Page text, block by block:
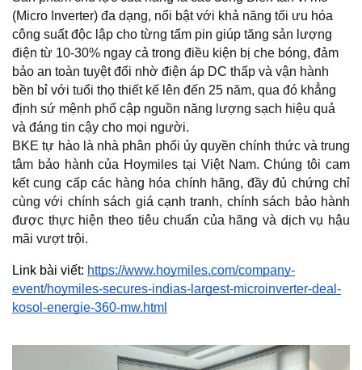
(Micro Inverter) đa dạng, nổi bật với khả năng tối ưu hóa
công suất độc lập cho từng tấm pin giúp tăng sản lượng
điện từ 10-30% ngay cả trong điều kiện bị che bóng, đảm
bảo an toàn tuyệt đối nhờ điện áp DC thấp và vận hành
bền bỉ với tuổi thọ thiết kế lên đến 25 năm, qua đó khẳng
định sứ mệnh phổ cập nguồn năng lượng sạch hiệu quả
và đáng tin cậy cho mọi người.
BKE tự hào là nhà phân phối ủy quyền chính thức và trung
tâm bảo hành của Hoymiles tại Việt Nam. Chúng tôi cam
kết cung cấp các hàng hóa chính hãng, đầy đủ chứng chỉ
cùng với chính sách giá cạnh tranh, chính sách bảo hành
được thực hiện theo tiêu chuẩn của hãng và dịch vụ hậu
mãi vượt trội.
Link bài viết: https://www.hoymiles.com/company-
event/hoymiles-secures-indias-largest-microinverter-deal-
kosol-energie-360-mw.html